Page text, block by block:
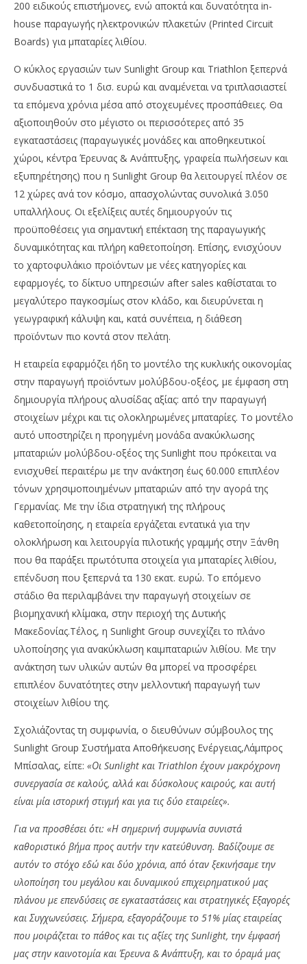
200 ειδικούς επιστήμονες, ενώ αποκτά και δυνατότητα in-
house παραγωγής ηλεκτρονικών πλακετών (Printed Circuit
Boards) για μπαταρίες λιθίου.
Ο κύκλος εργασιών των Sunlight Group και Triathlon ξεπερνά
συνδυαστικά το 1 δισ. ευρώ και αναμένεται να τριπλασιαστεί
τα επόμενα χρόνια μέσα από στοχευμένες προσπάθειες. Θα
αξιοποιηθούν στο μέγιστο οι περισσότερες από 35
εγκαταστάσεις (παραγωγικές μονάδες και αποθηκευτικοί
χώροι, κέντρα Έρευνας & Ανάπτυξης, γραφεία πωλήσεων και
εξυπηρέτησης) που η Sunlight Group θα λειτουργεί πλέον σε
12 χώρες ανά τον κόσμο, απασχολώντας συνολικά 3.050
υπαλλήλους. Οι εξελίξεις αυτές δημιουργούν τις
προϋποθέσεις για σημαντική επέκταση της παραγωγικής
δυναμικότητας και πλήρη καθετοποίηση. Επίσης, ενισχύουν
το χαρτοφυλάκιο προϊόντων με νέες κατηγορίες και
εφαρμογές, το δίκτυο υπηρεσιών after sales καθίσταται το
μεγαλύτερο παγκοσμίως στον κλάδο, και διευρύνεται η
γεωγραφική κάλυψη και, κατά συνέπεια, η διάθεση
προϊόντων πιο κοντά στον πελάτη.
Η εταιρεία εφαρμόζει ήδη το μοντέλο της κυκλικής οικονομίας
στην παραγωγή προϊόντων μολύβδου-οξέος, με έμφαση στη
δημιουργία πλήρους αλυσίδας αξίας: από την παραγωγή
στοιχείων μέχρι και τις ολοκληρωμένες μπαταρίες. Το μοντέλο
αυτό υποστηρίζει η προηγμένη μονάδα ανακύκλωσης
μπαταριών μολύβδου-οξέος της Sunlight που πρόκειται να
ενισχυθεί περαιτέρω με την ανάκτηση έως 60.000 επιπλέον
τόνων χρησιμοποιημένων μπαταριών από την αγορά της
Γερμανίας. Με την ίδια στρατηγική της πλήρους
καθετοποίησης, η εταιρεία εργάζεται εντατικά για την
ολοκλήρωση και λειτουργία πιλοτικής γραμμής στην Ξάνθη
που θα παράξει πρωτότυπα στοιχεία για μπαταρίες λιθίου,
επένδυση που ξεπερνά τα 130 εκατ. ευρώ. Το επόμενο
στάδιο θα περιλαμβάνει την παραγωγή στοιχείων σε
βιομηχανική κλίμακα, στην περιοχή της Δυτικής
Μακεδονίας.Τέλος, η Sunlight Group συνεχίζει το πλάνο
υλοποίησης για ανακύκλωση καιμπαταριών λιθίου. Με την
ανάκτηση των υλικών αυτών θα μπορεί να προσφέρει
επιπλέον δυνατότητες στην μελλοντική παραγωγή των
στοιχείων λιθίου της.
Σχολιάζοντας τη συμφωνία, ο διευθύνων σύμβουλος της
Sunlight Group Συστήματα Αποθήκευσης Ενέργειας,Λάμπρος
Μπίσαλας, είπε: «Οι Sunlight και Triathlon έχουν μακρόχρονη
συνεργασία σε καλούς, αλλά και δύσκολους καιρούς, και αυτή
είναι μία ιστορική στιγμή και για τις δύο εταιρείες».
Για να προσθέσει ότι: «Η σημερινή συμφωνία συνιστά
καθοριστικό βήμα προς αυτήν την κατεύθυνση. Βαδίζουμε σε
αυτόν το στόχο εδώ και δύο χρόνια, από όταν ξεκινήσαμε την
υλοποίηση του μεγάλου και δυναμικού επιχειρηματικού μας
πλάνου με επενδύσεις σε εγκαταστάσεις και στρατηγικές Εξαγορές
και Συγχωνεύσεις. Σήμερα, εξαγοράζουμε το 51% μίας εταιρείας
που μοιράζεται το πάθος και τις αξίες της Sunlight, την έμφασή
μας στην καινοτομία και Έρευνα & Ανάπτυξη, και το όραμά μας